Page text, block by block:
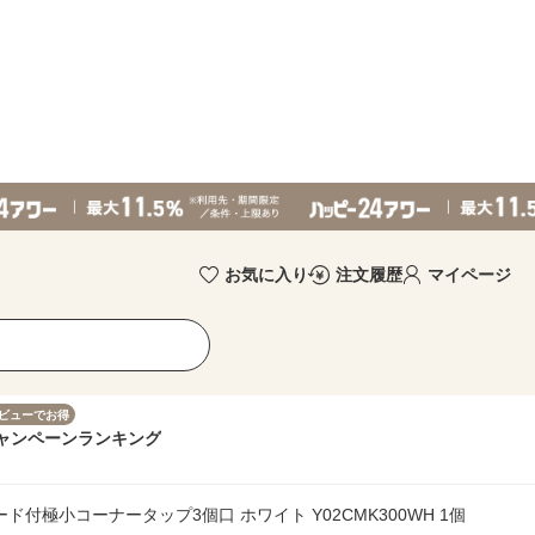
お気に入り 注文履歴 マイページ
ューでお得
ンペーンランキング
付極小コーナータップ3個口 ホワイト Y02CMK300WH 1個